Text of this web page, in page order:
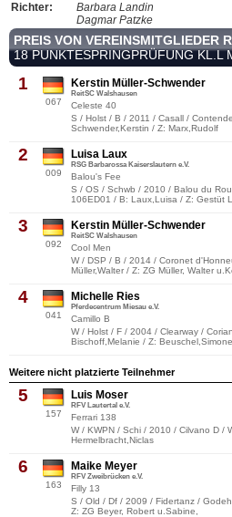
Richter:
Barbara Landin
Dagmar Patzke
PREIS VON VEREINSMITGLIEDER
18 PUNKTESPRINGPRÜFUNG KL.L
1
067
Kerstin Müller-Schwender
ReitSC Walshausen
Celeste 40
S / Holst / B / 2011 / Casall /
Schwender,Kerstin / Z: Marx,Rudolf
2
009
Luisa Laux
RSG Barbarossa Kaiserslautern e.V.
Balou's Fee
S / OS / Schwb / 2010 / Balou du
106ED01 / B: Laux,Luisa / Z: Gestüt
3
092
Kerstin Müller-Schwender
ReitSC Walshausen
Cool Men
W / DSP / B / 2014 / Coronet
Müller,Walter / Z: ZG Müller, Walter
4
041
Michelle Ries
Pferdecentrum Miesau e.V.
Camillo B
W / Holst / F / 2004 / Clearway /
Bischoff,Melanie / Z: Beuschel,Simone
Weitere nicht platzierte Teilnehmer
5
157
Luis Moser
RFV Lautertal e.V.
Ferrari 138
W / KWPN / Schi / 2010 / Cilvano D /
Hermelbracht,Niclas
6
163
Maike Meyer
RFV Zweibrücken e.V.
Filly 13
S / Old / Df / 2009 / Fidertanz /
Z: ZG Beyer, Robert u.Sabine,